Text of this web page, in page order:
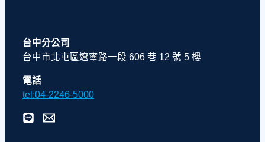
台中分公司
台中市北屯區遼寧路一段 606 巷 12 號 5 樓
電話
tel:04-2246-5000